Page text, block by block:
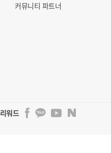
커뮤니티 파트너
리워드